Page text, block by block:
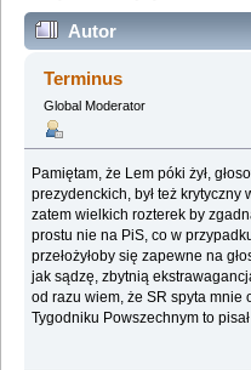
Autor
głosowałby Stanisław
Terminus
Global Moderator
Pamiętam, że Lem póki żył,
prezydenckich, był też
zatem wielkich rozterek by
prostu nie na PiS, co w
przełożyłoby się zapewne na
jak sądzę, zbytnią
od razu wiem, że SR spyta mnie
Tygodniku Powszechnym to